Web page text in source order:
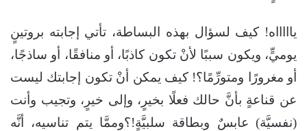
ياااااه! كيف لسؤال بهذه البساطة، تأتي إجابته بروتينٍ
يوميٍّ، ويكون سببًا لأنْ تكون كاذبًا، أو منافقًا، أو ساذجًا،
أو مغرورًا ومتورِّمًا؟! كيف يمكن أنْ تكون إجابتك ليست
عن قناعةٍ بأنَّ حالك فعلًا بخيرٍ، وإلى خيرٍ، وتجيب وأنت
(نفسيَّة) عابسٌ وبطاقة سلبيَّةٍ!؟وممَّا يتم تناسيه، أنَّه